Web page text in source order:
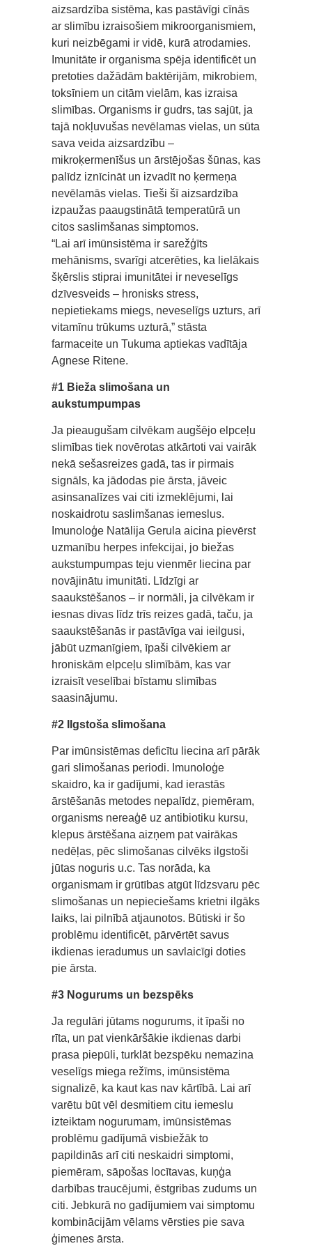
aizsardzība sistēma, kas pastāvīgi cīnās
ar slimību izraisošiem mikroorganismiem,
kuri neizbēgami ir vidē, kurā atrodamies.
Imunitāte ir organisma spēja identificēt un
pretoties dažādām baktērijām, mikrobiem,
toksīniem un citām vielām, kas izraisa
slimības. Organisms ir gudrs, tas sajūt, ja
tajā nokļuvušas nevēlamas vielas, un sūta
sava veida aizsardzību –
mikroķermenīšus un ārstējošas šūnas, kas
palīdz iznīcināt un izvadīt no ķermeņa
nevēlamās vielas. Tieši šī aizsardzība
izpaužas paaugstinātā temperatūrā un
citos saslimšanas simptomos.
“Lai arī imūnsistēma ir sarežģīts
mehānisms, svarīgi atcerēties, ka lielākais
šķērslis stiprai imunitātei ir neveselīgs
dzīvesveids – hronisks stress,
nepietiekams miegs, neveselīgs uzturs, arī
vitamīnu trūkums uzturā,” stāsta
farmaceite un Tukuma aptiekas vadītāja
Agnese Ritene.
#1 Bieža slimošana un
aukstumpumpas
Ja pieaugušam cilvēkam augšējo elpceļu
slimības tiek novērotas atkārtoti vai vairāk
nekā sešasreizes gadā, tas ir pirmais
signāls, ka jādodas pie ārsta, jāveic
asinsanalīzes vai citi izmeklējumi, lai
noskaidrotu saslimšanas iemeslus.
Imunoloģe Natālija Gerula aicina pievērst
uzmanību herpes infekcijai, jo biežas
aukstumpumpas teju vienmēr liecina par
novājinātu imunitāti. Līdzīgi ar
saaukstēšanos – ir normāli, ja cilvēkam ir
iesnas divas līdz trīs reizes gadā, taču, ja
saaukstēšanās ir pastāvīga vai ieilgusi,
jābūt uzmanīgiem, īpaši cilvēkiem ar
hroniskām elpceļu slimībām, kas var
izraisīt veselībai bīstamu slimības
saasinājumu.
#2 Ilgstoša slimošana
Par imūnsistēmas deficītu liecina arī pārāk
gari slimošanas periodi. Imunoloģe
skaidro, ka ir gadījumi, kad ierastās
ārstēšanās metodes nepalīdz, piemēram,
organisms nereaģē uz antibiotiku kursu,
klepus ārstēšana aizņem pat vairākas
nedēļas, pēc slimošanas cilvēks ilgstoši
jūtas noguris u.c. Tas norāda, ka
organismam ir grūtības atgūt līdzsvaru pēc
slimošanas un nepieciešams krietni ilgāks
laiks, lai pilnībā atjaunotos. Būtiski ir šo
problēmu identificēt, pārvērtēt savus
ikdienas ieradumus un savlaicīgi doties
pie ārsta.
#3 Nogurums un bezspēks
Ja regulāri jūtams nogurums, it īpaši no
rīta, un pat vienkāršākie ikdienas darbi
prasa piepūli, turklāt bezspēku nemazina
veselīgs miega režīms, imūnsistēma
signalizē, ka kaut kas nav kārtībā. Lai arī
varētu būt vēl desmitiem citu iemeslu
izteiktam nogurumam, imūnsistēmas
problēmu gadījumā visbiežāk to
papildinās arī citi neskaidri simptomi,
piemēram, sāpošas locītavas, kuņģa
darbības traucējumi, ēstgribas zudums un
citi. Jebkurā no gadījumiem vai simptomu
kombinācijām vēlams vērsties pie sava
ģimenes ārsta.